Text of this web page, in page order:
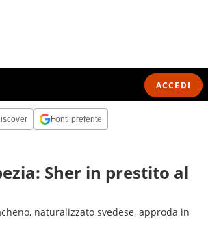
ACCEDI
Fonti preferite
Sher in prestito al
naturalizzato svedese, approda in